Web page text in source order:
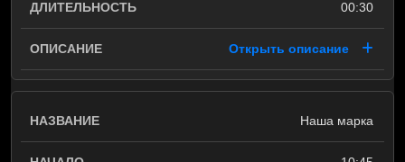
00:30
Открыть описание
Наша марка